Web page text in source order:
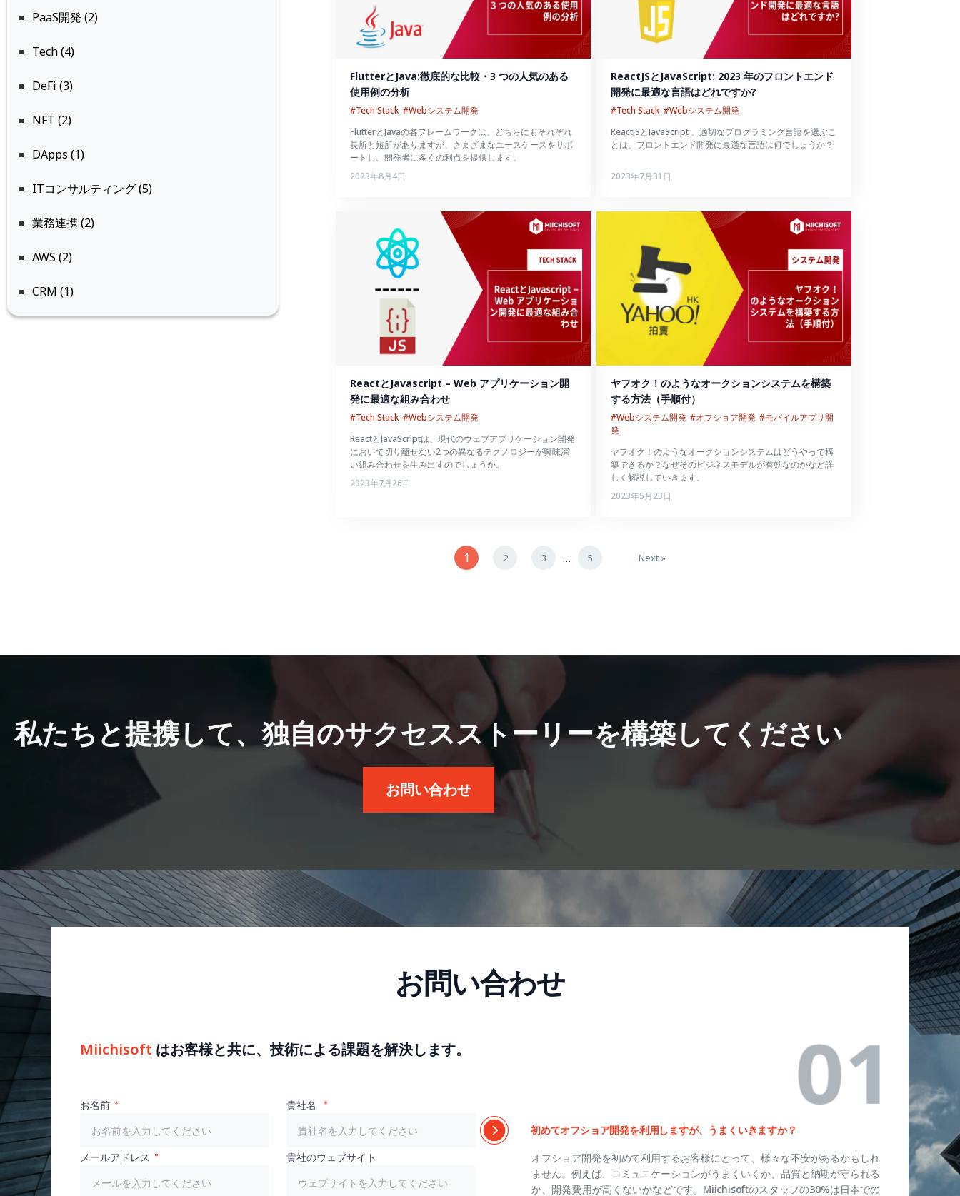
PaaS開発 (2)
Tech (4)
DeFi (3)
NFT (2)
DApps (1)
ITコンサルティング (5)
業務連携 (2)
AWS (2)
CRM (1)
FlutterとJava:徹底的な比較・3 つの人気のある
使用例の分析
#Tech Stack #Webシステム開発
FlutterとJavaの各フレームワークは、どちらにもそれぞれ
長所と短所がありますが、さまざまなユースケースをサポ
ートし、開発者に多くの利点を提供します。
2023年8月4日
ReactJSとJavaScript: 2023 年のフロントエンド
開発に最適な言語はどれですか?
#Tech Stack #Webシステム開発
ReactJSとJavaScript 、適切なプログラミング言語を選ぶこ
とは、フロントエンド開発に最適な言語は何でしょうか？
2023年7月31日
ReactとJavascript – Web アプリケーション開
発に最適な組み合わせ
#Tech Stack #Webシステム開発
ReactとJavaScriptは、現代のウェブアプリケーション開発
において切り離せない2つの異なるテクノロジーが興味深
い組み合わせを生み出すのでしょうか。
2023年7月26日
ヤフオク！のようなオークションシステムを構築
する方法（手順付）
#Webシステム開発 #オフショア開発 #モバイルアプリ開
発
ヤフオク！のようなオークションシステムはどうやって構
築できるか？なぜそのビジネスモデルが有効なのかなど詳
しく解説していきます。
2023年5月23日
1 2 3 … 5 Next »
私たちと提携して、独自のサクセスストーリーを構築してください
お問い合わせ
お問い合わせ
Miichisoft はお客様と共に、技術による課題を解決します。
お名前 貴社名
メールアドレス 貴社のウェブサイト
初めてオフショア開発を利用しますが、うまくいきますか？
オフショア開発を初めて利用するお客様にとって、様々な不安があるかもしれ
ません。例えば、コミュニケーションがうまくいくか、品質と納期が守られる
か、開発費用が高くないかなどです。Miichisoftのスタッフの30%は日本での